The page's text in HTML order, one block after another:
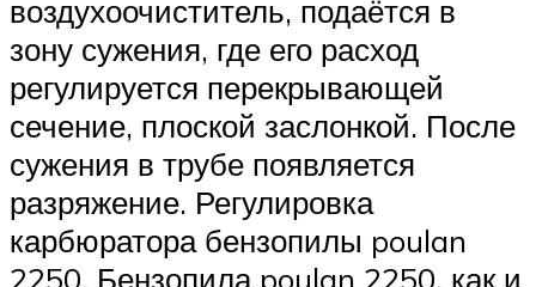
воздухоочиститель, подаётся в
зону сужения, где его расход
регулируется перекрывающей
сечение, плоской заслонкой. После
сужения в трубе появляется
разряжение. Регулировка
карбюратора бензопилы poulan
2250. Бензопила poulan 2250, как и